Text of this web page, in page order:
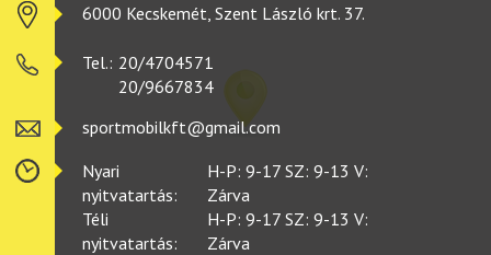
6000 Kecskemét, Szent László krt. 37.
Tel.: 20/4704571
20/9667834
sportmobilkft@gmail.com
Nyari
nyitvatartás:
H-P: 9-17 SZ: 9-13 V:
Zárva
Téli
nyitvatartás:
H-P: 9-17 SZ: 9-13 V:
Zárva